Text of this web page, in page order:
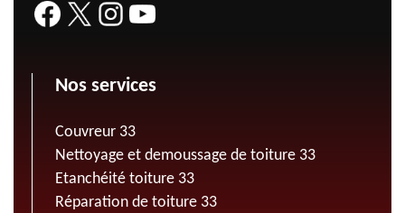
Nos services
Couvreur 33
Nettoyage et demoussage de toiture 33
Etanchéité toiture 33
Réparation de toiture 33